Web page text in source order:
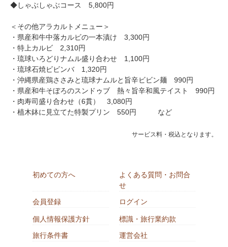
◆しゃぶしゃぶコース 5,800円
＜その他アラカルトメニュー＞
・県産和牛中落カルビの一本漬け 3,300円
・特上カルビ 2,310円
・琉球いろどりナムル盛り合わせ 1,100円
・琉球石焼ビビンバ 1,320円
・沖縄県産鶏ささみと琉球ナムルと旨辛ビビン麺 990円
・県産和牛そぼろのスンドゥブ 熱々旨辛和風テイスト 990円
・肉寿司盛り合わせ（6貫） 3,080円
・植木鉢に見立てた特製プリン 550円 など
サービス料・税込となります。
初めての方へ
よくある質問・お問合
せ
会員登録
ログイン
個人情報保護方針
標識・旅行業約款
旅行条件書
運営会社